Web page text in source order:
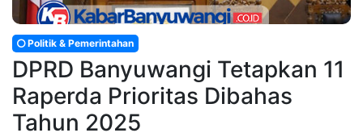
Politik & Pemerintahan
DPRD Banyuwangi Tetapkan 11
Raperda Prioritas Dibahas
Tahun 2025